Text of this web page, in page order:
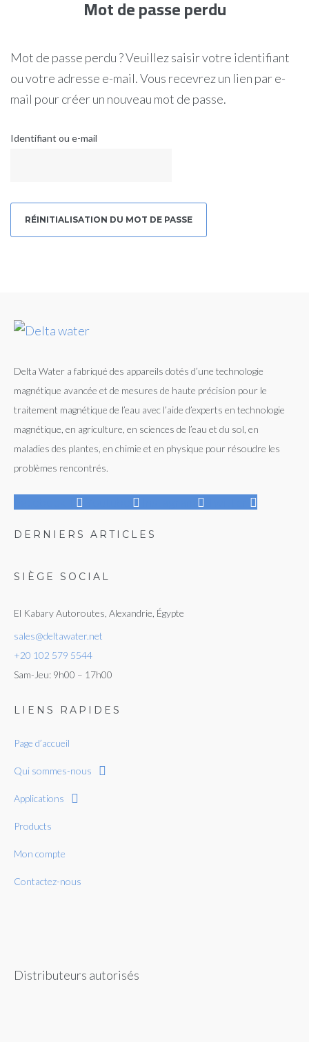
Mot de passe perdu
Mot de passe perdu ? Veuillez saisir votre identifiant
ou votre adresse e-mail. Vous recevrez un lien par e-
mail pour créer un nouveau mot de passe.
Identifiant ou e-mail
RÉINITIALISATION DU MOT DE PASSE
Delta Water a fabriqué des appareils dotés d’une technologie
magnétique avancée et de mesures de haute précision pour le
traitement magnétique de l’eau avec l’aide d’experts en technologie
magnétique, en agriculture, en sciences de l’eau et du sol, en
maladies des plantes, en chimie et en physique pour résoudre les
problèmes rencontrés.
DERNIERS ARTICLES
SIÈGE SOCIAL
El Kabary Autoroutes, Alexandrie, Égypte
sales@deltawater.net
+20 102 579 5544
Sam-Jeu: 9h00 – 17h00
LIENS RAPIDES
Page d’accueil
Qui sommes-nous
Applications
Products
Mon compte
Contactez-nous
Distributeurs autorisésLost your password?